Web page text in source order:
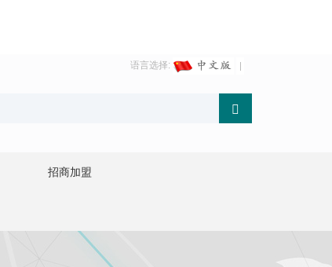
语言选择:
招商加盟